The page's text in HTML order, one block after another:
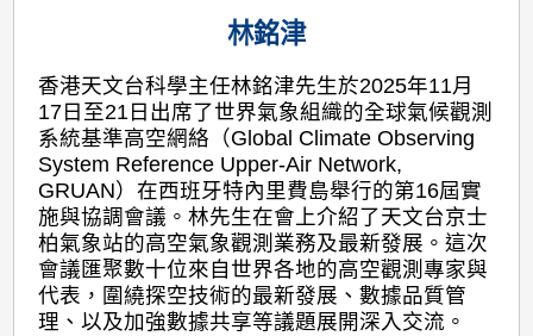
林銘津
香港天文台科學主任林銘津先生於2025年11月
17日至21日出席了世界氣象組織的全球氣候觀測
系統基準高空網絡（Global Climate Observing
System Reference Upper-Air Network,
GRUAN）在西班牙特內里費島舉行的第16屆實
施與協調會議。林先生在會上介紹了天文台京士
柏氣象站的高空氣象觀測業務及最新發展。這次
會議匯聚數十位來自世界各地的高空觀測專家與
代表，圍繞探空技術的最新發展、數據品質管
理、以及加強數據共享等議題展開深入交流。